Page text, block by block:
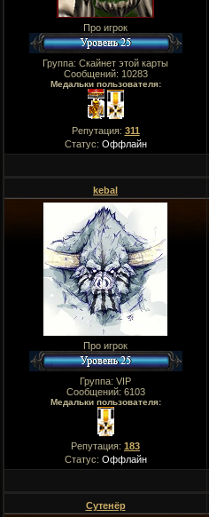
Про игрок
Группа: Скайнет этой карты
Сообщений: 10283
Медальки пользователя:
Репутация: 311
Статус: Оффлайн
kebal
Про игрок
Группа: VIP
Сообщений: 6103
Медальки пользователя:
Репутация: 183
Статус: Оффлайн
Сутенёр